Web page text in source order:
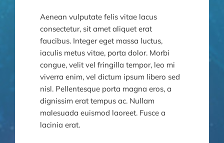
Aenean vulputate felis vitae lacus
consectetur, sit amet aliquet erat
faucibus. Integer eget massa luctus,
iaculis metus vitae, porta dolor. Morbi
congue, velit vel fringilla tempor, leo mi
viverra enim, vel dictum ipsum libero sed
nisl. Pellentesque porta magna eros, a
dignissim erat tempus ac. Nullam
malesuada euismod laoreet. Fusce a
lacinia erat.